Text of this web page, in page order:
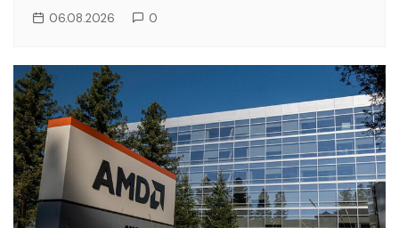
06.08.2026 0